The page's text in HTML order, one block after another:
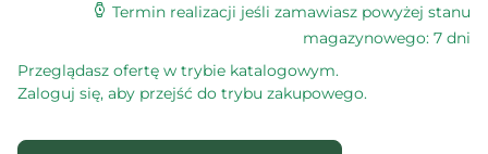
Termin realizacji jeśli zamawiasz powyżej stanu
magazynowego: 7 dni
Przeglądasz ofertę w trybie katalogowym.
Zaloguj się, aby przejść do trybu zakupowego.